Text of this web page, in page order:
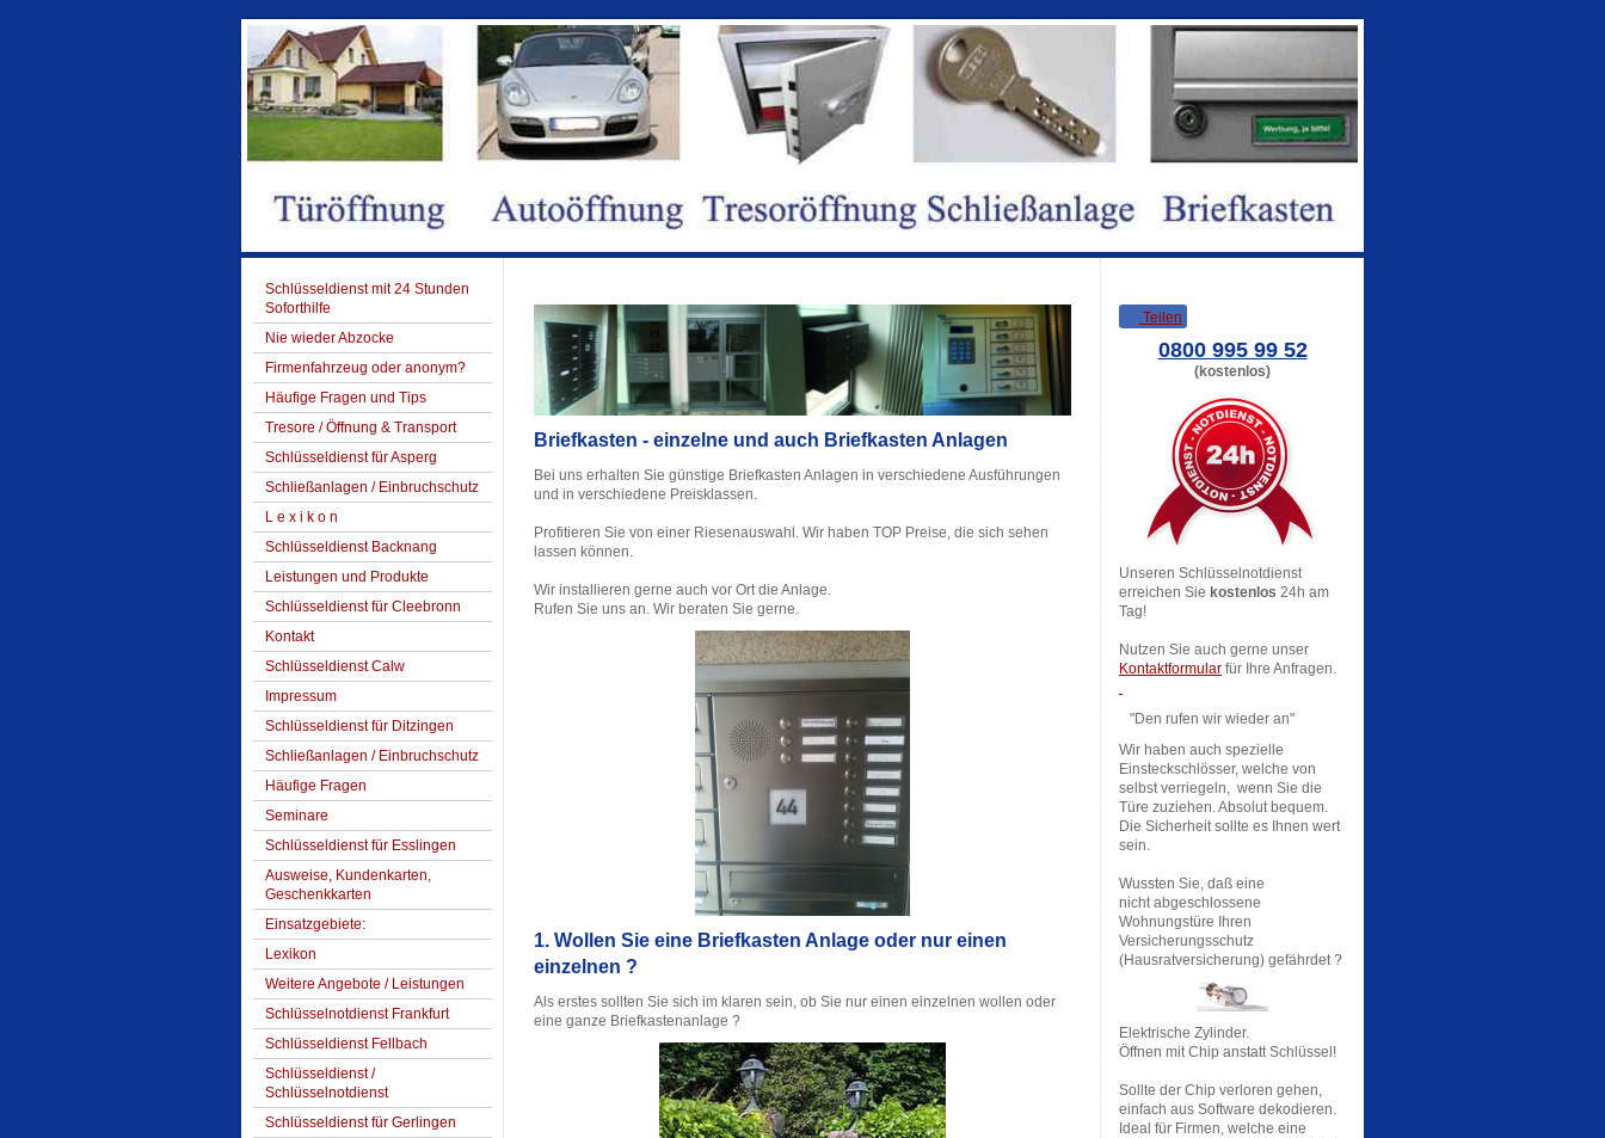
Schlüsseldienst mit 24 Stunden
Soforthilfe
Nie wieder Abzocke
Firmenfahrzeug oder anonym?
Häufige Fragen und Tips
Tresore / Öffnung & Transport
Schlüsseldienst für Asperg
Schließanlagen / Einbruchschutz
L e x i k o n
Schlüsseldienst Backnang
Leistungen und Produkte
Schlüsseldienst für Cleebronn
Kontakt
Schlüsseldienst Calw
Impressum
Schlüsseldienst für Ditzingen
Schließanlagen / Einbruchschutz
Häufige Fragen
Seminare
Schlüsseldienst für Esslingen
Ausweise, Kundenkarten,
Geschenkkarten
Einsatzgebiete:
Lexikon
Weitere Angebote / Leistungen
Schlüsselnotdienst Frankfurt
Schlüsseldienst Fellbach
Schlüsseldienst /
Schlüsselnotdienst
Schlüsseldienst für Gerlingen
Briefkasten - einzelne und auch Briefkasten Anlagen
Bei uns erhalten Sie günstige Briefkasten Anlagen in verschiedene Ausführungen
und in verschiedene Preisklassen.
Profitieren Sie von einer Riesenauswahl. Wir haben TOP Preise, die sich sehen
lassen können.
Wir installieren gerne auch vor Ort die Anlage.
Rufen Sie uns an. Wir beraten Sie gerne.
1. Wollen Sie eine Briefkasten Anlage oder nur einen
einzelnen ?
Als erstes sollten Sie sich im klaren sein, ob Sie nur einen einzelnen wollen oder
eine ganze Briefkastenanlage ?
Teilen
0800 995 99 52
(kostenlos)
Unseren Schlüsselnotdienst
erreichen Sie kostenlos 24h am
Tag!
Nutzen Sie auch gerne unser
Kontaktformular für Ihre Anfragen.
"Den rufen wir wieder an"
Wir haben auch spezielle
Einsteckschlösser, welche von
selbst verriegeln, wenn Sie die
Türe zuziehen. Absolut bequem.
Die Sicherheit sollte es Ihnen wert
sein.
Wussten Sie, daß eine
nicht abgeschlossene
Wohnungstüre Ihren
Versicherungsschutz
(Hausratversicherung) gefährdet ?
Elektrische Zylinder.
Öffnen mit Chip anstatt Schlüssel!
Sollte der Chip verloren gehen,
einfach aus Software dekodieren.
Ideal für Firmen, welche eine